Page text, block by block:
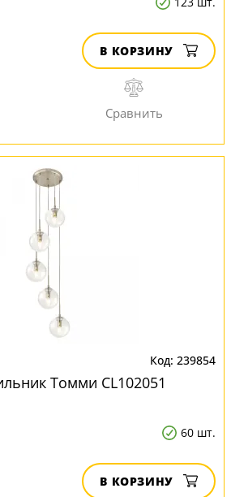
В КОРЗИНУ
239854
Томми CL102051
60 шт.
В КОРЗИНУ